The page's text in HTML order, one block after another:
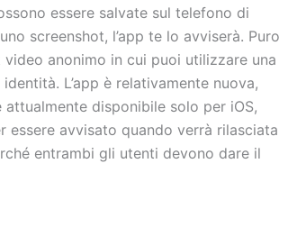
essere salvate sul telefono di
screenshot, l’app te lo avviserà. Puro
anonimo in cui puoi utilizzare una
L’app è relativamente nuova,
disponibile solo per iOS,
essere avvisato quando verrà rilasciata
entrambi gli utenti devono dare il